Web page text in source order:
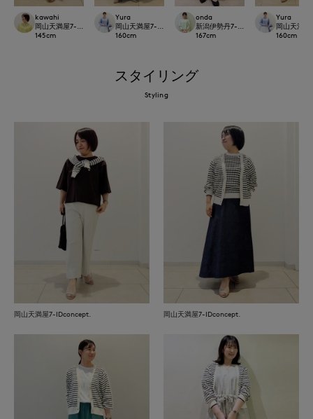
kawahi
岡山天満屋7-IDconcept.
145cm
Yura
岡山天満屋7-IDconcept.
160cm
onda
新潟伊勢丹7-IDconcept.
167cm
Yura
岡山天満
160cm
スタイリング
Styling
岡山天満屋7-IDconcept. 岡山天満屋7-IDconcept.